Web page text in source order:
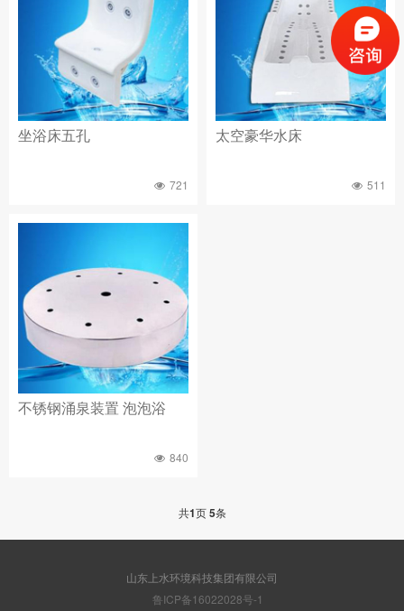
坐浴床五孔
721
太空豪华水床
511
不锈钢涌泉装置 泡泡浴
840
共1页5条
山东上水环境科技集团有限公司
鲁ICP备16022028号-1